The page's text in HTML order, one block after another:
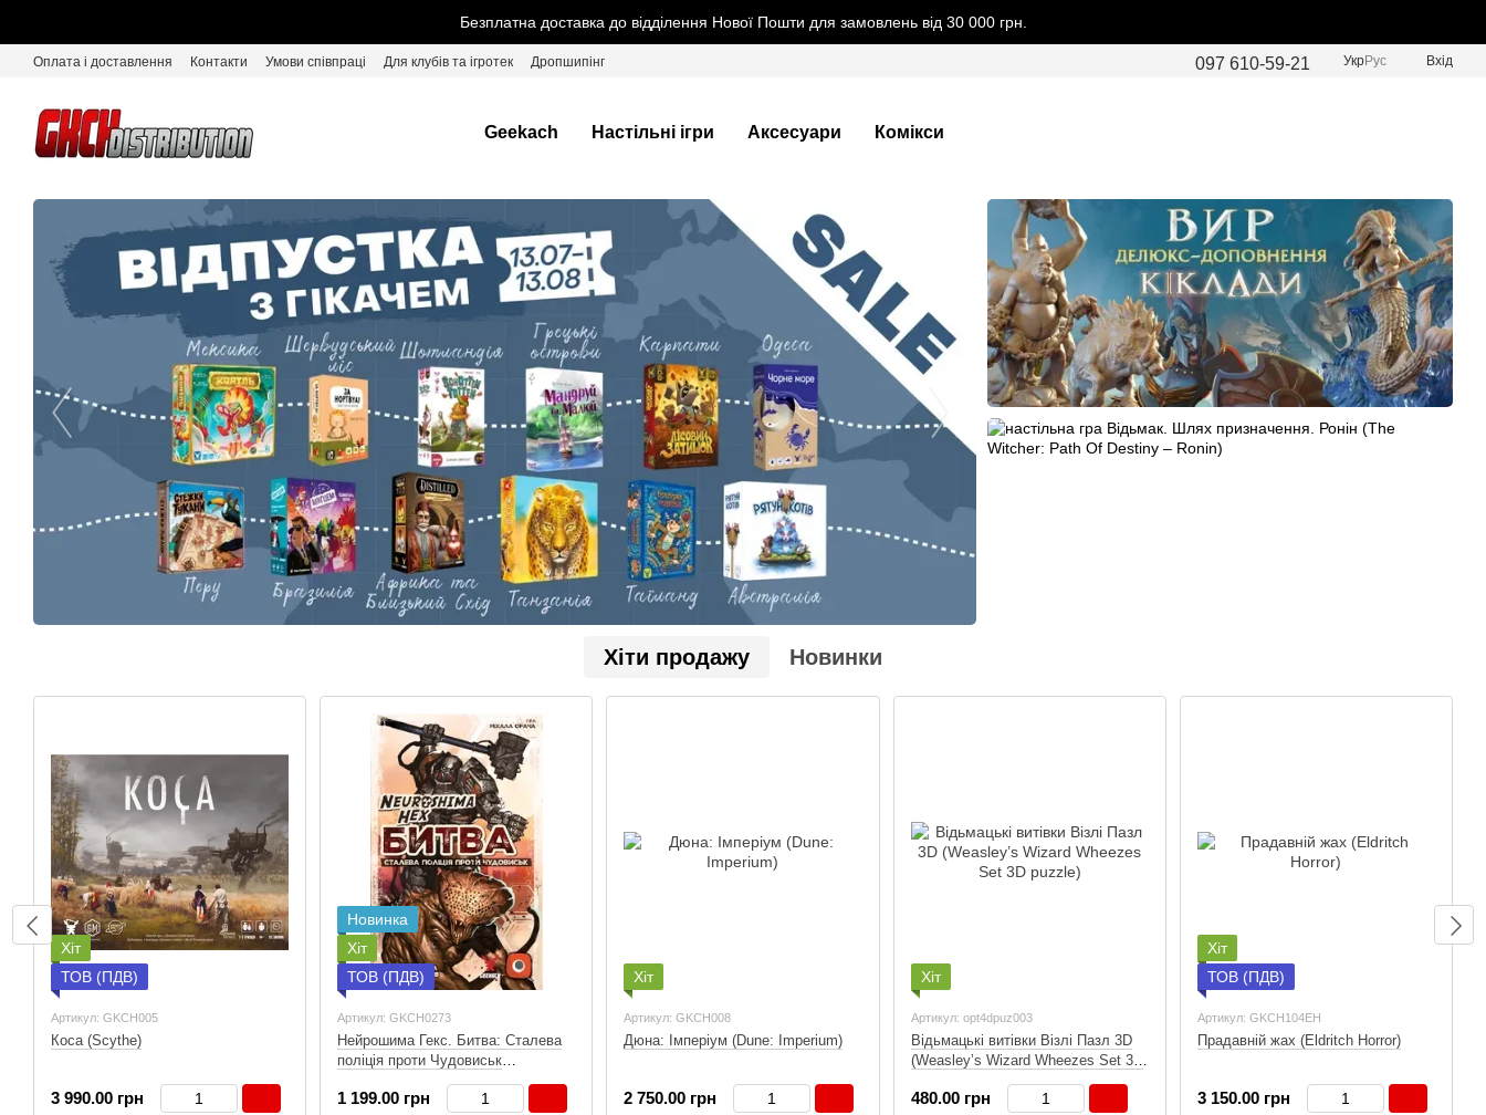
Безплатна доставка до відділення Нової Пошти для замовлень від 30 000 грн.
Оплата і доставлення Контакти Умови співпраці Для клубів та ігротек Дропшипінг 097 610-59-21 УкрРус Вхід
Geekach Настільні ігри Аксесуари Комікси
Хіти продажу Новинки
Хіт
ТОВ (ПДВ)
Артикул: GKCH005
Коса (Scythe)
3 990.00 грн
Новинка
Хіт
ТОВ (ПДВ)
Артикул: GKCH0273
Нейрошима Гекс. Битва: Сталева
поліція проти Чудовиськ
(Neuroshima Hex: Battle)
1 199.00 грн
Хіт
Артикул: GKCH008
Дюна: Імперіум (Dune: Imperium)
2 750.00 грн
Хіт
Артикул: opt4dpuz003
Відьмацькі витівки Візлі Пазл 3D
(Weasley’s Wizard Wheezes Set 3D
480.00 грн
Хіт
ТОВ (ПДВ)
Артикул: GKCH104EH
Прадавній жах (Eldritch Horror)
3 150.00 грн